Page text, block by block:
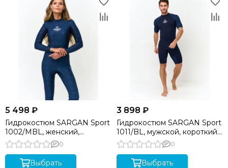
5 498 ₽
Гидрокостюм SARGAN Sport
1002/MBL, женский,
длинный, неопр.2мм, микс-
синий
0
Выбрать
3 898 ₽
Гидрокостюм SARGAN Sport
1011/BL, мужской, короткий,
неопрен 2мм, синий
0
Выбрать